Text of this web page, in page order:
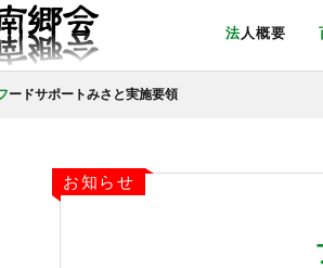
法人概要
フードサポートみさと実施要領
お知らせ